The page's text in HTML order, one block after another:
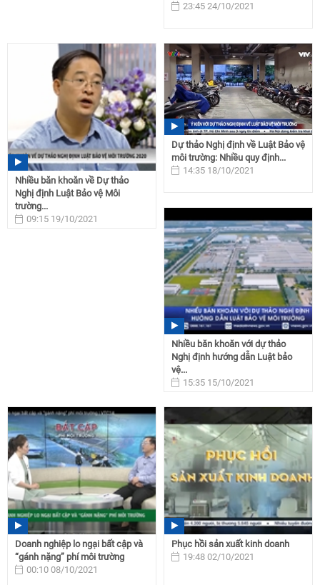
23:45 24/10/2021
Nhiều băn khoăn về Dự thảo
Nghị định Luật Bảo vệ Môi
trường...
09:15 19/10/2021
Dự thảo Nghị định về Luật Bảo vệ
môi trường: Nhiều quy định...
14:35 18/10/2021
Nhiều băn khoăn với dự thảo
Nghị định hướng dẫn Luật bảo
vệ...
15:35 15/10/2021
Doanh nghiệp lo ngại bất cập và
“gánh nặng” phí môi trường
00:10 08/10/2021
Phục hồi sản xuất kinh doanh
19:48 02/10/2021